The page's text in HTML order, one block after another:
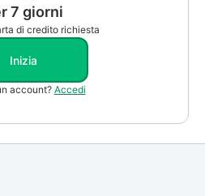
7 giorni
di credito richiesta
Inizia
account? Accedi